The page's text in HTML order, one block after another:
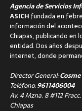
Agencia de Servicios
ASICH fundada en
información del
Chiapas, publicando en
entidad. Dos años
internet, donde
Director General:
Teléfono:9611406004
Av. 4 Mzna. 8 #112
Chiapas